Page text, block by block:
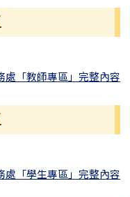
處「教師專區」完整內容
處「學生專區」完整內容